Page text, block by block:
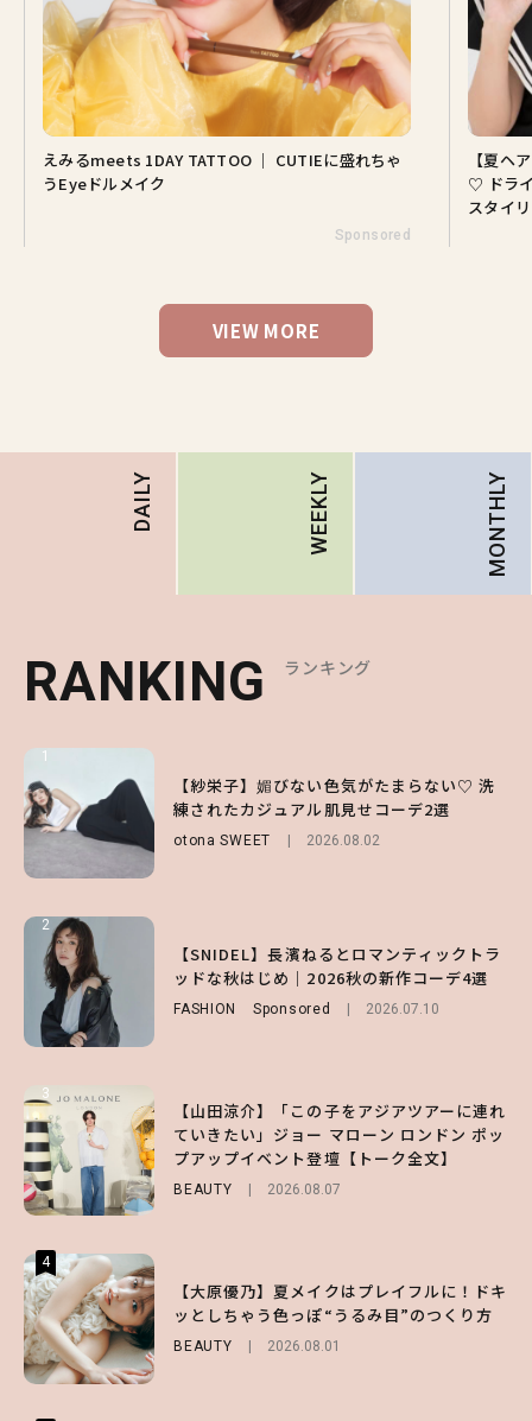
えみるmeets 1DAY TATTOO ｜ CUTIEに盛れちゃ
うEyeドルメイク
Sponsored
【夏ヘ
♡ ドラ
スタイ
VIEW MORE
DAILY WEEKLY MONTHLY
RANKING ランキング
1
【紗栄子】媚びない色気がたまらない♡ 洗
練されたカジュアル肌見せコーデ2選
otona SWEET 2026.08.02
2
【SNIDEL】長濱ねるとロマンティックトラ
ッドな秋はじめ｜2026秋の新作コーデ4選
FASHION Sponsored 2026.07.10
3
【山田涼介】「この子をアジアツアーに連れ
ていきたい」ジョー マローン ロンドン ポッ
プアップイベント登壇【トーク全文】
BEAUTY 2026.08.07
4
【大原優乃】夏メイクはプレイフルに！ドキ
ッとしちゃう色っぽ“うるみ目”のつくり方
BEAUTY 2026.08.01
RANKING ランキング
1
【ハローキティ】がスシローと初コラボ♡
第1弾の気になるメニュー＆限定グッズを総
チェック！
2026.07.31
2
【大原優乃】夏メイクはプレイフルに！ドキ
ッとしちゃう色っぽ“うるみ目”のつくり方
BEAUTY 2026.08.01
3
【森香澄】理想のスタイルはどう作る？体型
キープの秘訣や夏の過ごし方など独占インタ
ビュー！
ENTERTAINMENT 2026.07.31
4
【スタバ】約160通りのカスタマイズができ
る⁉ 39店舗限定『My フルーツ³ フラペチー
ノ®』を徹底レポ♡
RANKING ランキング
1
【SNIDEL】長濱ねるとロマンティックトラ
ッドな秋はじめ｜2026秋の新作コーデ4選
FASHION Sponsored 2026.07.10
2
ノ国屋コラボの“優秀保冷バッグ”は夏の強
い味方！【オトナミューズ9月号増刊】
3
【谷まりあ】夏は“シアースカート”でさり
げなく肌見せ！透け感のニュアンスを楽しめ
るマストハブアイテム4選
FASHION 2026.07.19
4
【ハローキティ】がスシローと初コラボ♡
第1弾の気になるメニュー＆限定グッズを総
チェック！